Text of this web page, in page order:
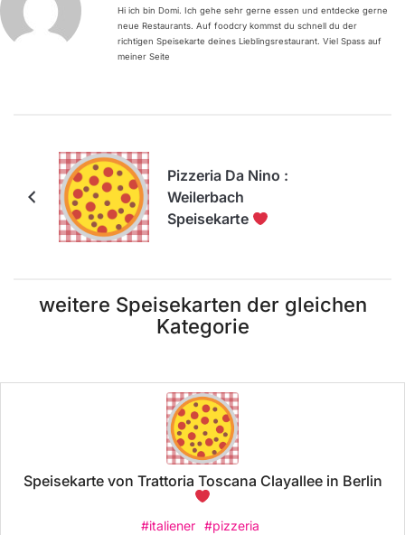
Hi ich bin Domi. Ich gehe sehr gerne essen und entdecke gerne
neue Restaurants. Auf foodcry kommst du schnell du der
richtigen Speisekarte deines Lieblingsrestaurant. Viel Spass auf
meiner Seite
Pizzeria Da Nino :
Weilerbach
Speisekarte
weitere Speisekarten der gleichen
Kategorie
Speisekarte von Trattoria Toscana Clayallee in Berlin
#italiener #pizzeria